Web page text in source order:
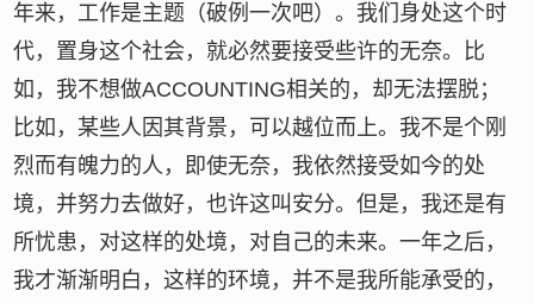
年来，工作是主题（破例一次吧）。我们身处这个时
代，置身这个社会，就必然要接受些许的无奈。比
如，我不想做ACCOUNTING相关的，却无法摆脱；
比如，某些人因其背景，可以越位而上。我不是个刚
烈而有魄力的人，即使无奈，我依然接受如今的处
境，并努力去做好，也许这叫安分。但是，我还是有
所忧患，对这样的处境，对自己的未来。一年之后，
我才渐渐明白，这样的环境，并不是我所能承受的，